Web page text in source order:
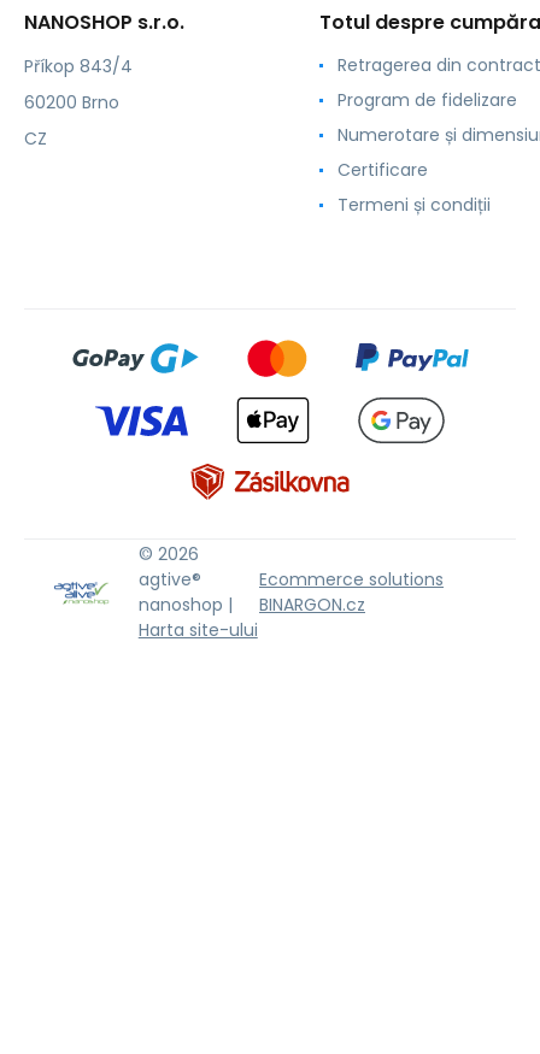
NANOSHOP s.r.o.
Příkop 843/4
60200 Brno
CZ
Totul despre
Retragerea din contract
Program de fidelizare
Numerotare și
Certificare
Termeni și condiții
© 2026
agtive®
nanoshop |
Harta site-ului
Ecommerce solutions
BINARGON.cz